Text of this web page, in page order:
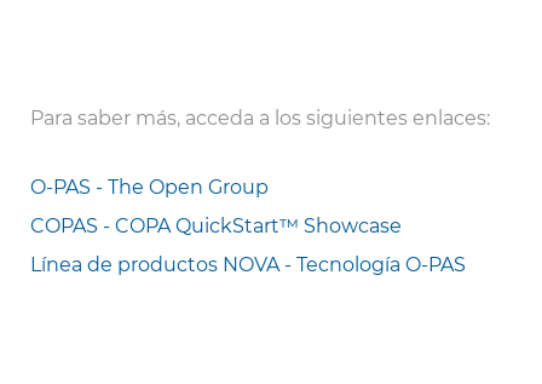
Para saber más, acceda a los siguientes enlaces:
O-PAS - The Open Group
COPAS - COPA QuickStart™ Showcase
Línea de productos NOVA - Tecnología O-PAS